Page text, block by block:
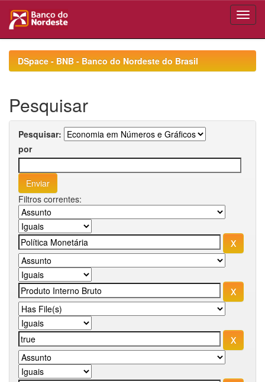
navigationDSpace - BNB - Banco do Nordeste do Brasil
Pesquisar
Pesquisar:
por
Filtros correntes: